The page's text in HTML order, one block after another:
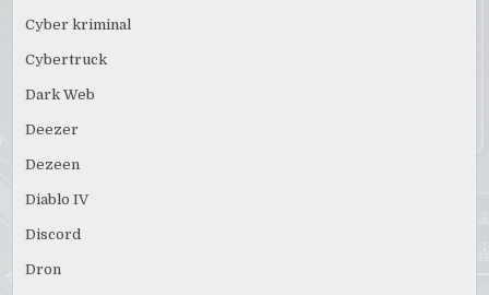
Cyber kriminal
Cybertruck
Dark Web
Deezer
Dezeen
Diablo IV
Discord
Dron